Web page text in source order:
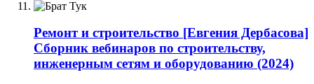
Ремонт и строительство [Евгения Дербасова]
Сборник вебинаров по строительству,
инженерным сетям и оборудованию (2024)